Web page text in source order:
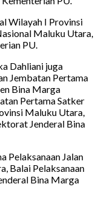
Wilayah I Provinsi
Maluku Utara,
PU.
Dahliani juga
Jembatan Pertama
Bina Marga
Pertama Satker
Maluku Utara,
Jenderal Bina
Pelaksanaan Jalan
Balai Pelaksanaan
Bina Marga